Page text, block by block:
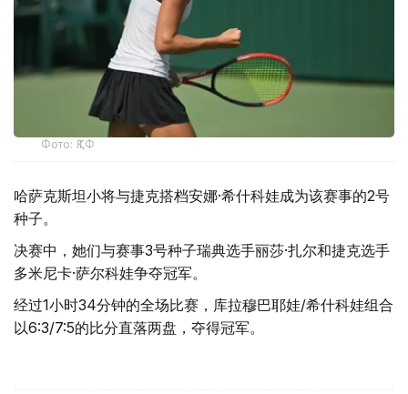
Фото: ҚТФ
哈萨克斯坦小将与捷克搭档安娜·希什科娃成为该赛事的2号
种子。
决赛中，她们与赛事3号种子瑞典选手丽莎·扎尔和捷克选手
多米尼卡·萨尔科娃争夺冠军。
经过1小时34分钟的全场比赛，库拉穆巴耶娃/希什科娃组合
以6:3/7:5的比分直落两盘，夺得冠军。